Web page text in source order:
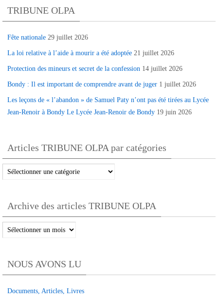
TRIBUNE OLPA
Fête nationale 29 juillet 2026
La loi relative à l’aide à mourir a été adoptée 21 juillet 2026
Protection des mineurs et secret de la confession 14 juillet 2026
Bondy : Il est important de comprendre avant de juger 1 juillet 2026
Les leçons de « l’abandon » de Samuel Paty n’ont pas été tirées au Lycée
Jean-Renoir à Bondy Le Lycée Jean-Renoir de Bondy 19 juin 2026
Articles TRIBUNE OLPA par catégories
Articles
TRIBUNE
par
catégories
Archive des articles TRIBUNE OLPA
Archive
des
TRIBUNE
OLPA
NOUS AVONS LU
Documents, Articles, Livres